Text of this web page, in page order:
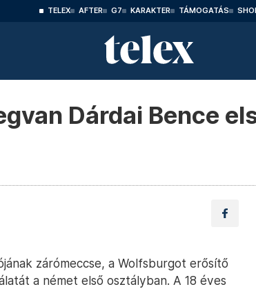
TELEX AFTER G7 KARAKTER TÁMOGATÁS
Dárdai Bence
zárómeccse, a Wolfsburgot erősítő
a német első osztályban. A 18 éves